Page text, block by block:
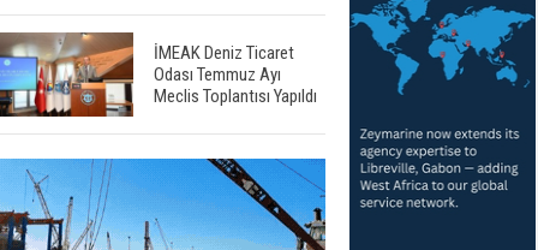
İMEAK Deniz Ticaret
Odası Temmuz Ayı
Meclis Toplantısı Yapıldı